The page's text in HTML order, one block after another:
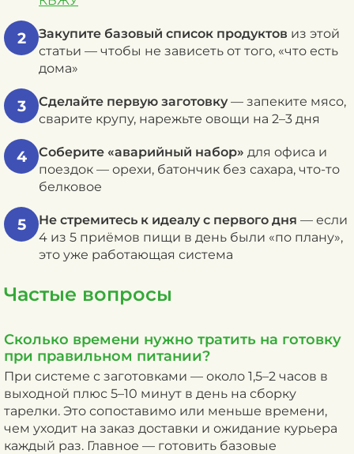
2 Закупите базовый список продуктов из этой
статьи — чтобы не зависеть от того, «что есть
дома»
3 Сделайте первую заготовку— запеките мясо,
сварите крупу, нарежьте овощи на 2–3 дня
4 Соберите «аварийный набор» для офиса и
поездок — орехи, батончик без сахара, что-то
белковое
5 Не стремитесь к идеалу с первого дня — если
4 из 5 приёмов пищи в день были «по плану»,
это уже работающая система
Частые вопросы
Сколько времени нужно тратить на готовку
при правильном питании?
При системе с заготовками — около 1,5–2 часов в
выходной плюс 5–10 минут в день на сборку
тарелки. Это сопоставимо или меньше времени,
чем уходит на заказ доставки и ожидание курьера
каждый раз. Главное — готовить базовые